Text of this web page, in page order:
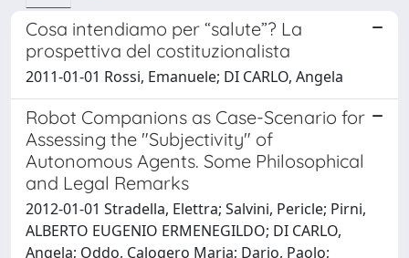
Cosa intendiamo per “salute”? La
prospettiva del costituzionalista
2011-01-01 Rossi, Emanuele; DI CARLO, Angela
Robot Companions as Case-Scenario for
Assessing the "Subjectivity" of
Autonomous Agents. Some Philosophical
and Legal Remarks
2012-01-01 Stradella, Elettra; Salvini, Pericle; Pirni,
ALBERTO EUGENIO ERMENEGILDO; DI CARLO,
Angela; Oddo, Calogero Maria; Dario, Paolo;